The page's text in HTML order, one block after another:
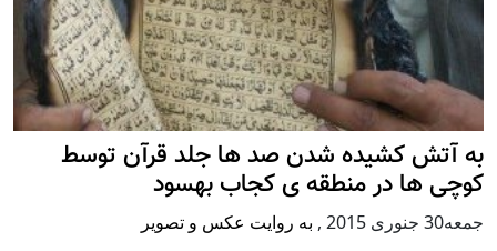
به آتش کشیده شدن صد ها جلد قرآن توسط
کوچی ها در منطقه ی کجاب بهسود
جمعه30 جنوری 2015 , به روایت عکس و تصویر